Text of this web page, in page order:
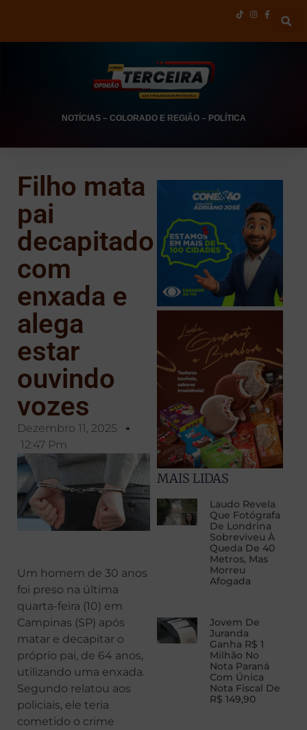
NOTÍCIAS– COLORADO E REGIÃO– POLÍTICA
Filho mata
pai
decapitado
com
enxada e
alega
estar
ouvindo
vozes
Dezembro 11, 2025
12:47 Pm
Um homem de 30 anos
foi preso na última
quarta-feira (10) em
Campinas (SP) após
matar e decapitar o
próprio pai, de 64 anos,
utilizando uma enxada.
Segundo relatou aos
policiais, ele teria
cometido o crime
MAIS LIDAS
Laudo Revela
Que Fotógrafa
De Londrina
Sobreviveu À
Queda De 40
Metros, Mas
Morreu
Afogada
Jovem De
Juranda
Ganha R$ 1
Milhão No
Nota Paraná
Com Única
Nota Fiscal De
R$ 149,90